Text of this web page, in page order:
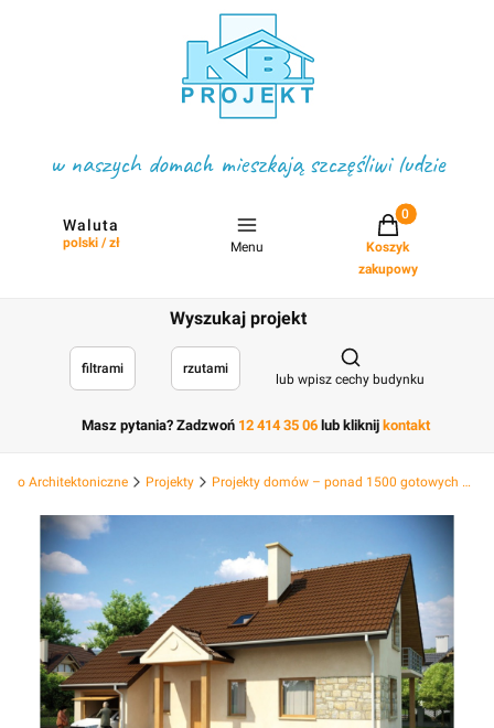
w naszych domach mieszkają szczęśliwi ludzie
Waluta
polski / zł Menu
Projekty w
Koszyk
zakupowy
Wyszukaj projekt
filtrami rzutami
Otwórz
lub wpisz cechy budynku
Masz pytania? Zadzwoń 12 414 35 06 lub kliknij kontakt
Architektoniczne Projekty Projekty domów – ponad 1500 gotowych projektów